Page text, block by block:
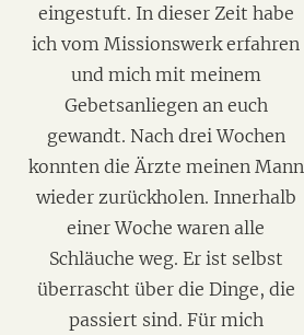
eingestuft. In dieser Zeit habe
ich vom Missionswerk erfahren
und mich mit meinem
Gebetsanliegen an euch
gewandt. Nach drei Wochen
konnten die Ärzte meinen Mann
wieder zurückholen. Innerhalb
einer Woche waren alle
Schläuche weg. Er ist selbst
überrascht über die Dinge, die
passiert sind. Für mich